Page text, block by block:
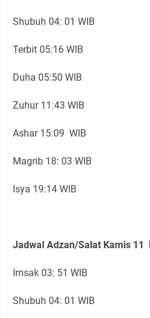
Shubuh 04: 01 WIB
Terbit 05:16 WIB
Duha 05:50 WIB
Zuhur 11:43 WIB
Ashar 15:09 WIB
Magrib 18: 03 WIB
Isya 19:14 WIB
Jadwal Adzan/Salat Kamis 11
Imsak 03: 51 WIB
Shubuh 04: 01 WIB